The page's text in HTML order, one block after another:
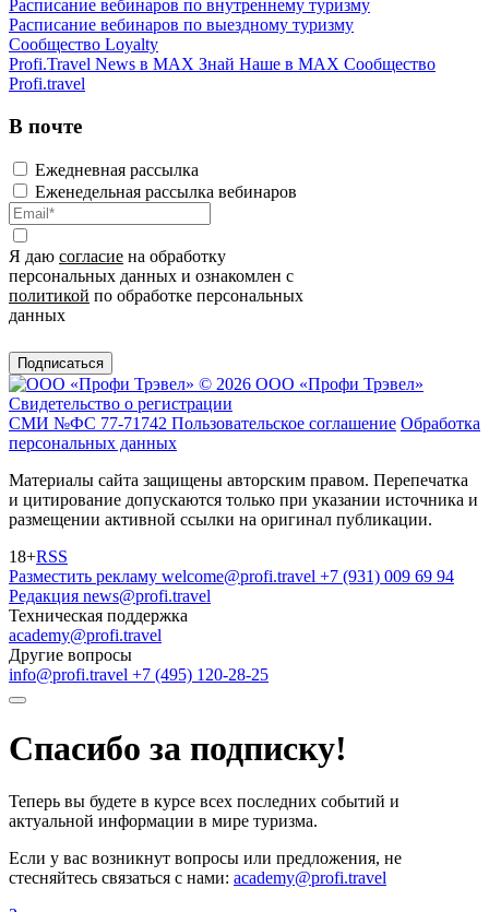
Расписание вебинаров по внутреннему туризму
Расписание вебинаров по выездному туризму
Сообщество Loyalty
Profi.Travel News в MAX Знай Наше в MAX Сообщество
Profi.travel
В почте
Ежедневная рассылка
Еженедельная рассылка вебинаров
Я даю согласие на обработку
персональных данных и ознакомлен с
политикой по обработке персональных
данных
Подписаться
© 2026 ООО «Профи Трэвeл»
Свидетельство о регистрации
СМИ №ФС 77-71742 Пользовательское соглашение Обработка
персональных данных
Материалы сайта защищены авторским правом. Перепечатка
и цитирование допускаются только при указании источника и
размещении активной ссылки на оригинал публикации.
18+RSS
Разместить рекламу welcome@profi.travel +7 (931) 009 69 94
Редакция news@profi.travel
Техническая поддержка
academy@profi.travel
Другие вопросы
info@profi.travel +7 (495) 120-28-25
Спасибо за подписку!
Теперь вы будете в курсе всех последних событий и
актуальной информации в мире туризма.
Если у вас возникнут вопросы или предложения, не
стесняйтесь связаться с нами: academy@profi.travel